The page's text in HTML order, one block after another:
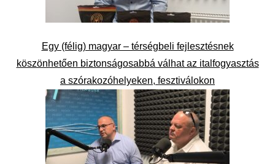
Egy (félig) magyar – térségbeli fejlesztésnek
köszönhetően biztonságosabbá válhat az italfogyasztás
a szórakozóhelyeken, fesztiválokon